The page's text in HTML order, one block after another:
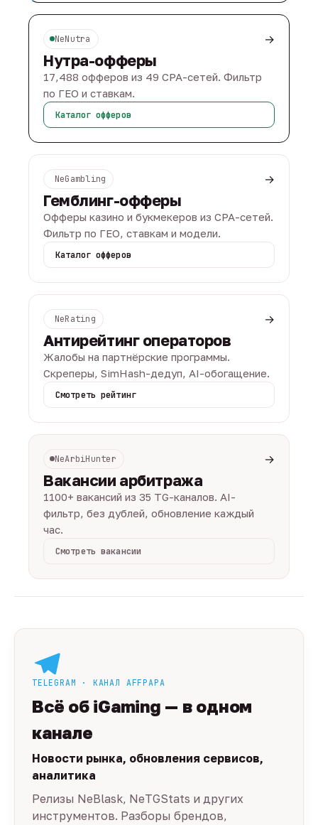
NeNutra →
Нутра-офферы
17,488 офферов из 49 CPA-сетей. Фильтр
по ГЕО и ставкам.
Каталог офферов
NeGambling →
Гемблинг-офферы
Офферы казино и букмекеров из CPA-сетей.
Фильтр по ГЕО, ставкам и модели.
Каталог офферов
NeRating →
Антирейтинг операторов
Жалобы на партнёрские программы.
Скреперы, SimHash-дедуп, AI-обогащение.
Смотреть рейтинг
NeArbiHunter →
Вакансии арбитража
1100+ вакансий из 35 TG-каналов. AI-
фильтр, без дублей, обновление каждый
час.
Смотреть вакансии
TELEGRAM · КАНАЛ AFFPAPA
Всё об iGaming — в одном
канале
Новости рынка, обновления сервисов,
аналитика
Релизы NeBlask, NeTGStats и других
инструментов. Разборы брендов,